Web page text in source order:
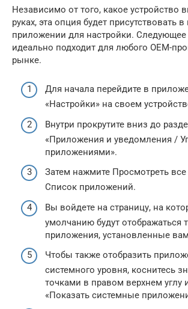
Независимо от того, какое устройство
руках, эта опция будет присутствовать
приложении для настройки. Следующее
идеально подходит для любого OEM-
рынке.
Для начала перейдите в
«Настройки» на своем
Внутри прокрутите вниз до
«Приложения и уведомления /
приложениями».
Затем нажмите Просмотреть
Список приложений.
Вы войдете на страницу, на
умолчанию будут отображаться
приложения, установленные
Чтобы также отобразить
системного уровня, коснитесь
точками в правом верхнем углу
«Показать системные